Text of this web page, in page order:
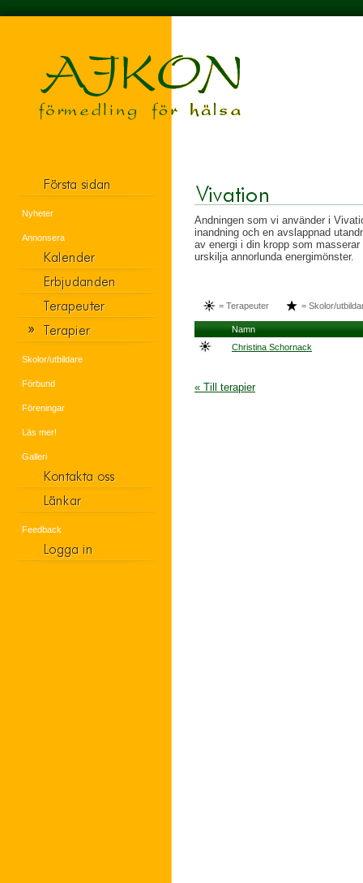
Nyheter
Annonsera
Skolor/utbildare
Förbund
Föreningar
Läs mer!
Galleri
Feedback
Andningen som vi använder i
inandning och en avslappnad
av energi i din kropp som
urskilja annorlunda energimönster.
= Terapeuter = Skolor/
Namn
Christina Schornack
« Till terapier